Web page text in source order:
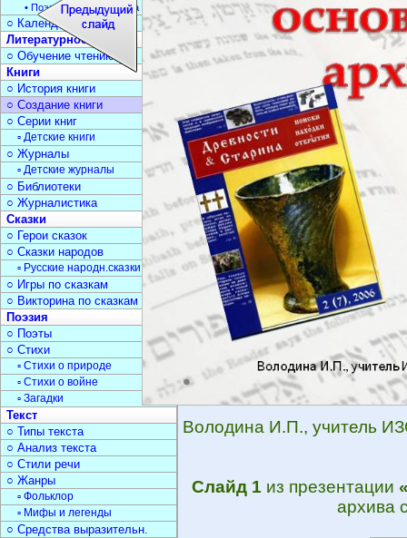
Володина И.П., учитель
Слайд 1 из презентации
архива
• Поэзия Серебрян. века
○ Календарь дат
Литературное чтение
○ Обучение чтению
Книги
○ История книги
○ Создание книги
○ Серии книг
▫ Детские книги
○ Журналы
▫ Детские журналы
○ Библиотеки
○ Журналистика
Сказки
○ Герои сказок
○ Сказки народов
▫ Русские народн.сказки
○ Игры по сказкам
○ Викторина по сказкам
Поэзия
○ Поэты
○ Стихи
▫ Стихи о природе
▫ Стихи о войне
▫ Загадки
Текст
○ Типы текста
○ Анализ текста
○ Стили речи
○ Жанры
▫ Фольклор
▫ Мифы и легенды
○ Средства выразительн.